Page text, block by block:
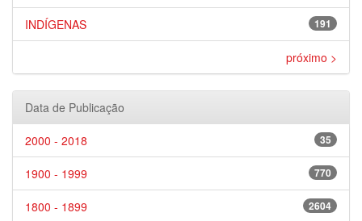
191
INDÍGENAS
próximo >
Data de Publicação
35
2000 - 2018
770
1900 - 1999
2604
1800 - 1899